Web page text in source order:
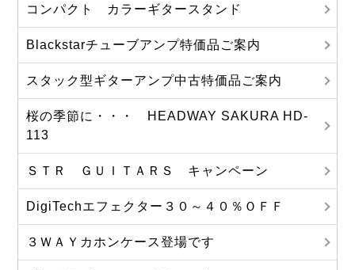
コンパクト カラーギタースタンド
Blackstarチューブアンプ特価品ご案内
スタック型ギターアンプ中古特価品ご案内
桜の季節に・・・ HEADWAY SAKURA HD-
113
ＳＴＲ ＧＵＩＴＡＲＳ キャンペーン
DigiTechエフェクター３０～４０％ＯＦＦ
３ＷＡＹカホンケース登場です